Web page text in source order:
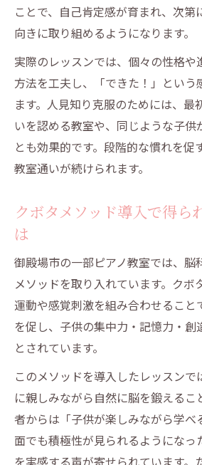
ことで、自己肯定感が育まれ、次第
向きに取り組めるようになります。
実際のレッスンでは、個々の性格や
方法を工夫し、「できた！」という
ます。人見知り克服のためには、最
いを認める教室や、同じような子供
とも効果的です。段階的な慣れを促
教室通いが続けられます。
クボタメソッド導入で得ら
は
御殿場市の一部ピアノ教室では、脳
メソッドを取り入れています。クボ
運動や感覚刺激を組み合わせること
を促し、子供の集中力・記憶力・創
とされています。
このメソッドを導入したレッスンで
に親しみながら自然に脳を鍛えるこ
者からは「子供が楽しみながら学べ
面でも積極性が見られるようになっ